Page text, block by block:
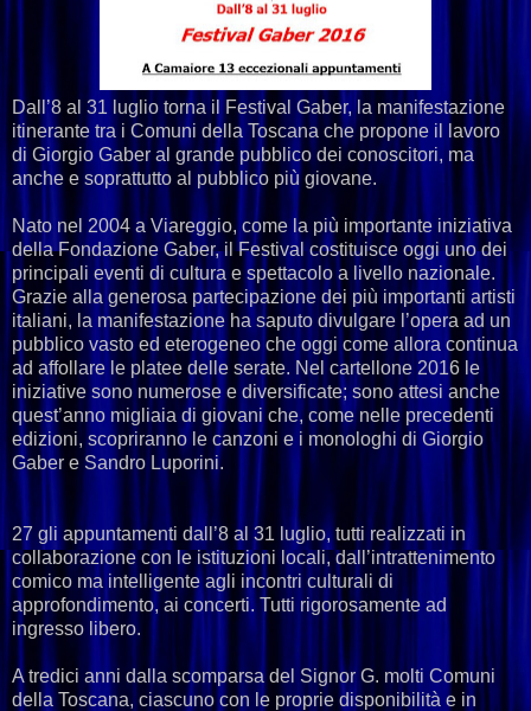
Dall’8 al 31 luglio torna il Festival Gaber, la manifestazione
itinerante tra i Comuni della Toscana che propone il lavoro
di Giorgio Gaber al grande pubblico dei conoscitori, ma
anche e soprattutto al pubblico più giovane.
Nato nel 2004 a Viareggio, come la più importante iniziativa
della Fondazione Gaber, il Festival costituisce oggi uno dei
principali eventi di cultura e spettacolo a livello nazionale.
Grazie alla generosa partecipazione dei più importanti artisti
italiani, la manifestazione ha saputo divulgare l’opera ad un
pubblico vasto ed eterogeneo che oggi come allora continua
ad affollare le platee delle serate. Nel cartellone 2016 le
iniziative sono numerose e diversificate; sono attesi anche
quest’anno migliaia di giovani che, come nelle precedenti
edizioni, scopriranno le canzoni e i monologhi di Giorgio
Gaber e Sandro Luporini.
27 gli appuntamenti dall’8 al 31 luglio, tutti realizzati in
collaborazione con le istituzioni locali, dall’intrattenimento
comico ma intelligente agli incontri culturali di
approfondimento, ai concerti. Tutti rigorosamente ad
ingresso libero.
A tredici anni dalla scomparsa del Signor G. molti Comuni
della Toscana, ciascuno con le proprie disponibilità e in